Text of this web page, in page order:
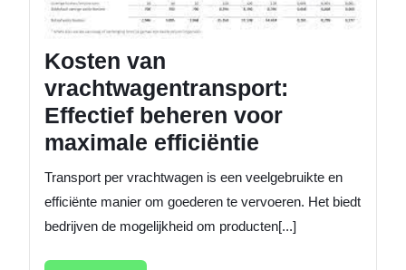
Kosten van
vrachtwagentransport:
Effectief beheren voor
maximale efficiëntie
Transport per vrachtwagen is een veelgebruikte en
efficiënte manier om goederen te vervoeren. Het biedt
bedrijven de mogelijkheid om producten[...]